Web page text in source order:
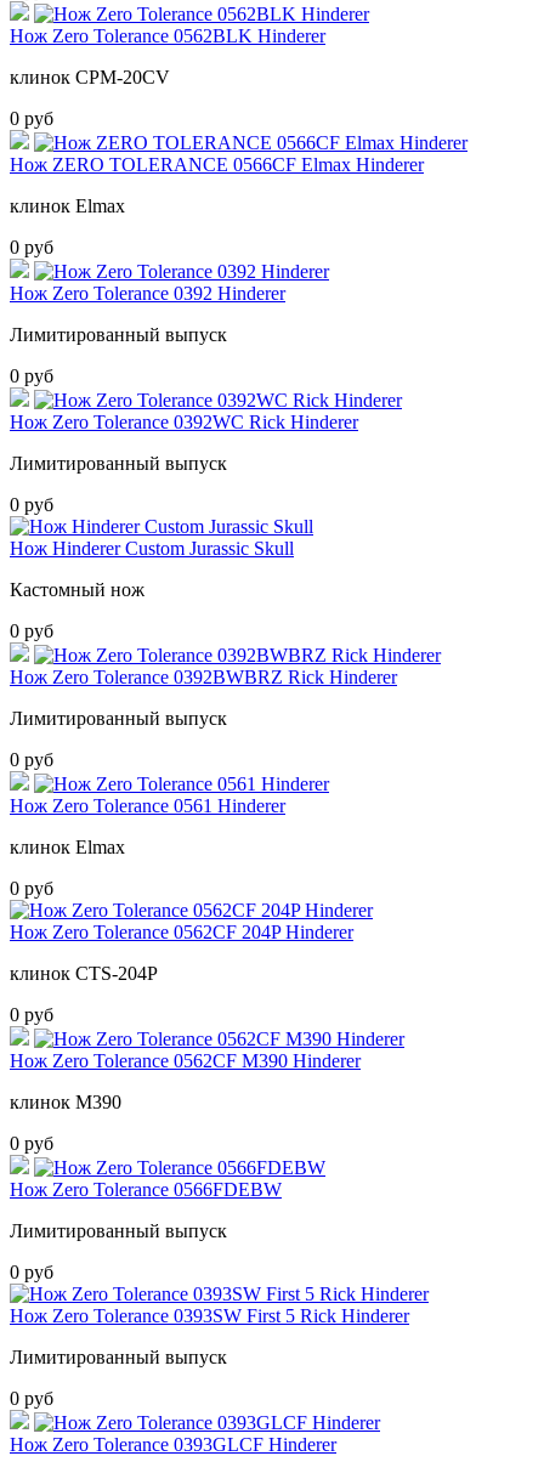
Нож Zero Tolerance 0562BLK Hinderer
клинок CPM-20CV
0 руб
Нож ZERO TOLERANCE 0566CF Elmax Hinderer
клинок Elmax
0 руб
Нож Zero Tolerance 0392 Hinderer
Лимитированный выпуск
0 руб
Нож Zero Tolerance 0392WC Rick Hinderer
Лимитированный выпуск
0 руб
Нож Hinderer Custom Jurassic Skull
Кастомный нож
0 руб
Нож Zero Tolerance 0392BWBRZ Rick Hinderer
Лимитированный выпуск
0 руб
Нож Zero Tolerance 0561 Hinderer
клинок Elmax
0 руб
Нож Zero Tolerance 0562CF 204P Hinderer
клинок CTS-204P
0 руб
Нож Zero Tolerance 0562CF M390 Hinderer
клинок М390
0 руб
Нож Zero Tolerance 0566FDEBW
Лимитированный выпуск
0 руб
Нож Zero Tolerance 0393SW First 5 Rick Hinderer
Лимитированный выпуск
0 руб
Нож Zero Tolerance 0393GLCF Hinderer